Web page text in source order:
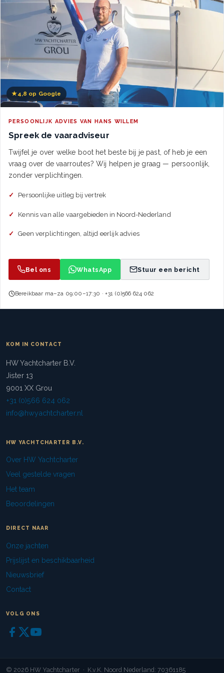
★4,8 op Google
PERSOONLIJK ADVIES VAN HANS WILLEM
Spreek de vaaradviseur
Twijfel je over welke boot het beste bij je past, of heb je een
vraag over de vaarroutes? Wij helpen je graag — persoonlijk,
zonder verplichtingen.
Persoonlijke uitleg bij vertrek
Kennis van alle vaargebieden in Noord-Nederland
Geen verplichtingen, altijd eerlijk advies
Bel ons WhatsApp Stuur een bericht
Bereikbaar ma–za 09:00–17:30 · +31 (0)566 624 062
KOM IN CONTACT
HW Yachtcharter B.V.
Jister 13
9001 XX Grou
+31 (0)566 624 062
info@hwyachtcharter.nl
HW YACHTCHARTER B.V.
Over HW Yachtcharter
Veel gestelde vragen
Het team
Beoordelingen
DIRECT NAAR
Onze jachten
Prijslijst en beschikbaarheid
Nieuwsbrief
Contact
VOLG ONS
© 2026 HW Yachtcharter · K.v.K. Noord Nederland: 70361185